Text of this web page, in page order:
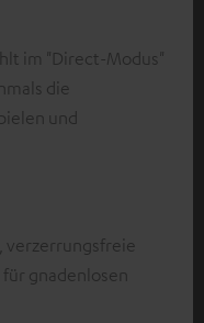
im "Direct-Modus"
die
und
verzerrungsfreie
für gnadenlosen